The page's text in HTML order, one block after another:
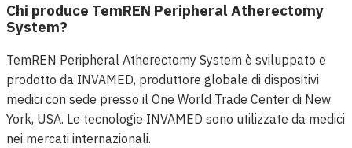
Chi produce TemREN Peripheral Atherectomy
System?
TemREN Peripheral Atherectomy System è sviluppato e
prodotto da INVAMED, produttore globale di dispositivi
medici con sede presso il One World Trade Center di New
York, USA. Le tecnologie INVAMED sono utilizzate da medici
nei mercati internazionali.